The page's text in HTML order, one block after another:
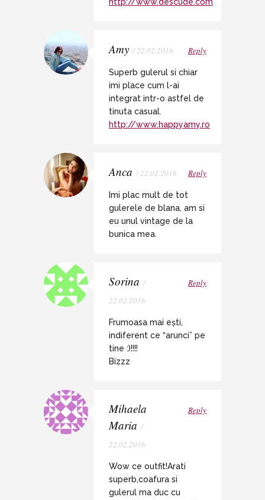
Amy / 22.02.2016 Reply
Superb gulerul si chiar
imi place cum l-ai
integrat intr-o astfel de
tinuta casual.
http://www.happyamy.ro
Anca / 22.02.2016 Reply
Imi plac mult de tot
gulerele de blana, am si
eu unul vintage de la
bunica mea.
Sorina /
22.02.2016
Reply
Frumoasa mai ești,
indiferent ce “arunci” pe
tine :)!!!!
Bizzz
Mihaela
Maria /
22.02.2016
Reply
Wow ce outfit!Arati
superb,coafura si
gulerul ma duc cu